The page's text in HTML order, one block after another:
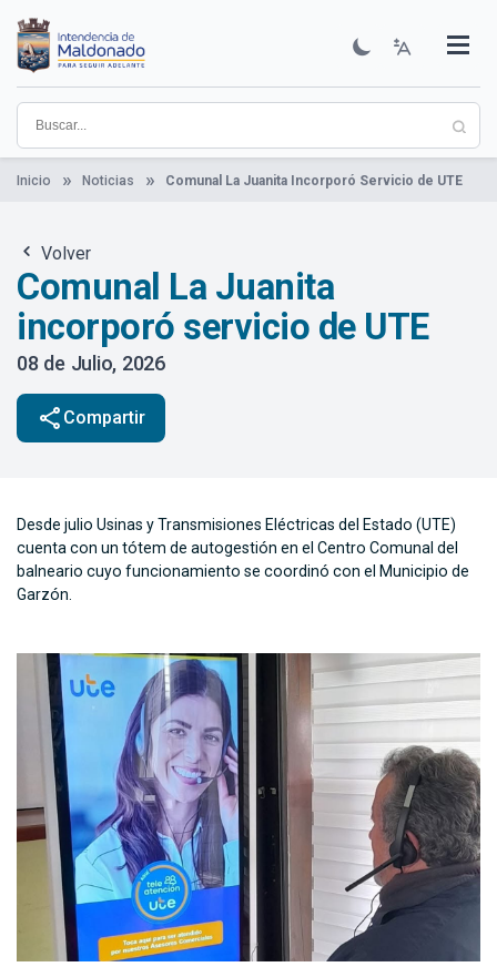
contenido
principal
Institucional
Municipios
Descubre Maldonado
Comunicación
Servicios
Guía De Trámites
Ver Noticias
Inicio Noticias Comunal La Juanita Incorporó Servicio de UTE
Volver
Comunal La Juanita
incorporó servicio de UTE
08 de Julio, 2026
share Compartir
Desde julio Usinas y Transmisiones Eléctricas del Estado (UTE)
cuenta con un tótem de autogestión en el Centro Comunal del
balneario cuyo funcionamiento se coordinó con el Municipio de
Garzón.